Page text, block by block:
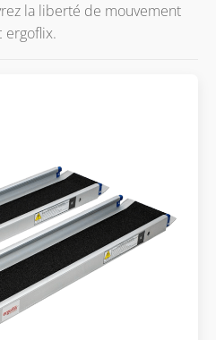
la liberté de mouvement
ergoflix.